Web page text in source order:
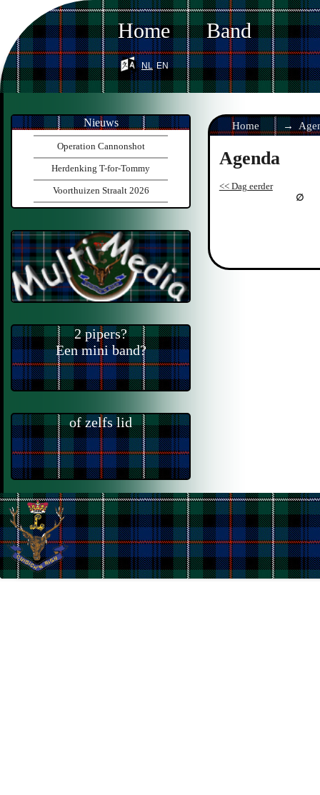
Home Band
nl en
Home
Agenda
<< Dag eerder
Nieuws
Operation Cannonshot
Herdenking T-for-Tommy
Voorthuizen Straalt 2026
2 pipers?
Een mini band?
of zelfs lid